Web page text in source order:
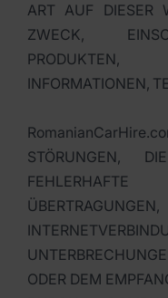
ART AUF DIESER
ZWECK,
INFORMATIONEN,
STÖRUNGEN,
ÜBERTRAGUNGEN,
ODER DEM